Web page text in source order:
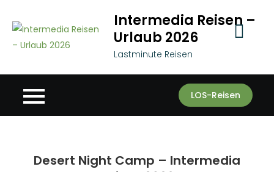
content
Intermedia Reisen –
Urlaub 2026
Lastminute Reisen
LOS-Reisen
Desert Night Camp – Intermedia